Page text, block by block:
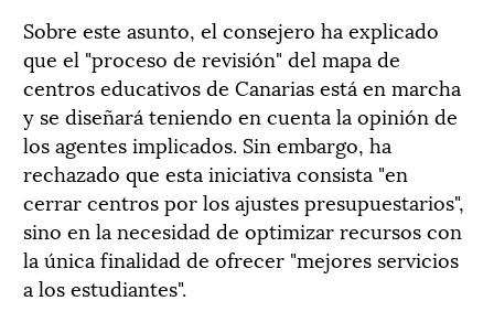
Sobre este asunto, el consejero ha explicado
que el "proceso de revisión" del mapa de
centros educativos de Canarias está en marcha
y se diseñará teniendo en cuenta la opinión de
los agentes implicados. Sin embargo, ha
rechazado que esta iniciativa consista "en
cerrar centros por los ajustes presupuestarios",
sino en la necesidad de optimizar recursos con
la única finalidad de ofrecer "mejores servicios
a los estudiantes".